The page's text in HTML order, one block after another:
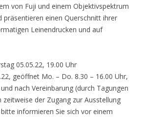
von Fuji und einem Objektivspektrum
präsentieren einen Querschnitt ihrer
Leinendrucken und auf
05.05.22, 19.00 Uhr
geöffnet Mo. – Do. 8.30 – 16.00 Uhr,
nach Vereinbarung (durch Tagungen
zeitweise der Zugang zur Ausstellung
informieren Sie sich vor einem